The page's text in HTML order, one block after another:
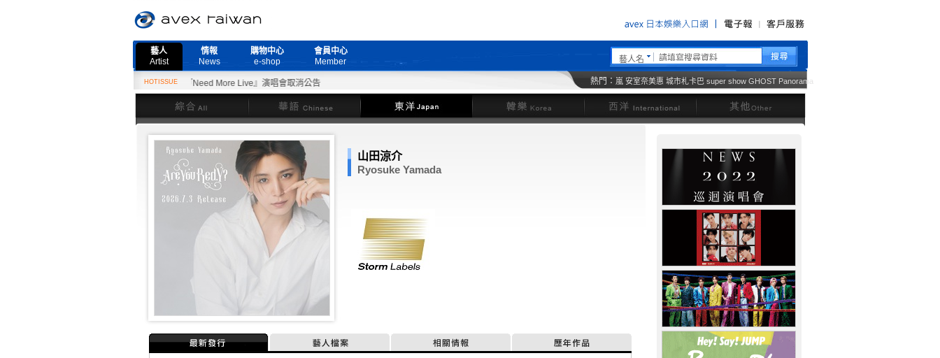
藝人
Artist
情報
News
購物中心
e-shop
會員中心
Member
藝人名
HOTISSUE
2月27日『Need More Live』演唱會取消公告 熱門： 嵐 安室奈美惠 城市札卡巴 super show GHOST Panorama
綜合 華語 東洋 韓樂 其他
山田涼介
Ryosuke Yamada
最新發行 藝人檔案 相關情報 歷年作品